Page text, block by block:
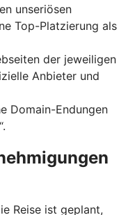
unseriösen
Top-Platzierung als
der jeweiligen
Anbieter und
Domain-Endungen
Reise ist geplant,